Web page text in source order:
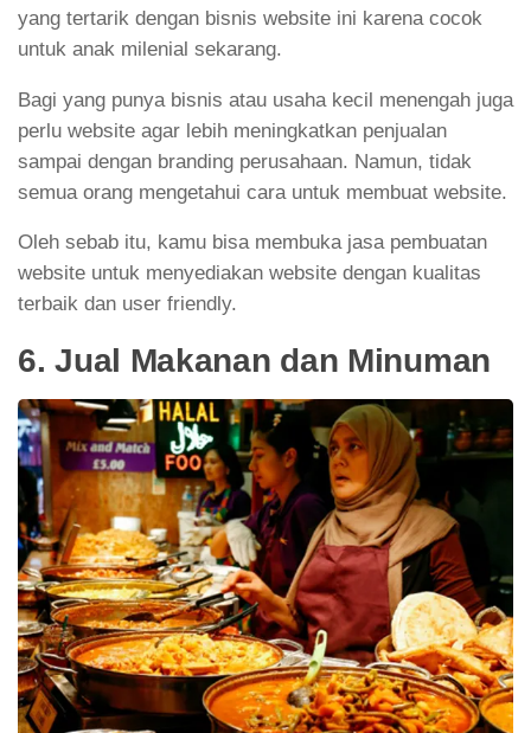
yang tertarik dengan bisnis website ini karena cocok
untuk anak milenial sekarang.
Bagi yang punya bisnis atau usaha kecil menengah juga
perlu website agar lebih meningkatkan penjualan
sampai dengan branding perusahaan. Namun, tidak
semua orang mengetahui cara untuk membuat website.
Oleh sebab itu, kamu bisa membuka jasa pembuatan
website untuk menyediakan website dengan kualitas
terbaik dan user friendly.
6. Jual Makanan dan Minuman